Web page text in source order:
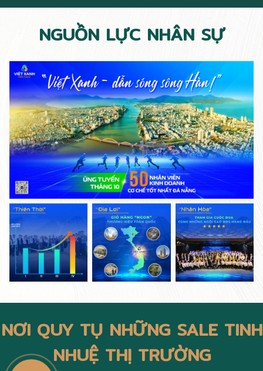
NGUỒN LỰC NHÂN SỰ
NƠI QUY TỤ NHỮNG SALE TINH
NHUỆ THỊ TRƯỜNG